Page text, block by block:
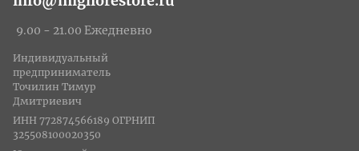
9.00 - 21.00 Ежедневно
Индивидуальный
предприниматель
Точилин Тимур
Дмитриевич
ИНН 772874566189 ОГРНИП
325508100020350